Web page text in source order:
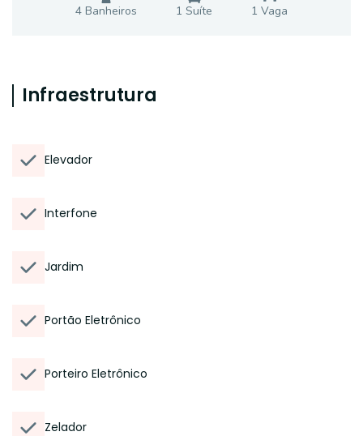
4 Banheiros 1 Suíte 1 Vaga
Infraestrutura
Elevador
Interfone
Jardim
Portão Eletrônico
Porteiro Eletrônico
Zelador